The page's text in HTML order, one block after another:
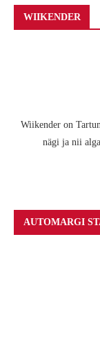
WIIKENDER
Wiikender on
nägi ja nii
AUTOMARGI